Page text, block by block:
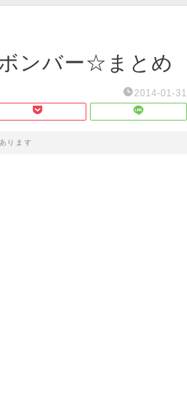
ンバー☆まとめ
2014-01-31
ります